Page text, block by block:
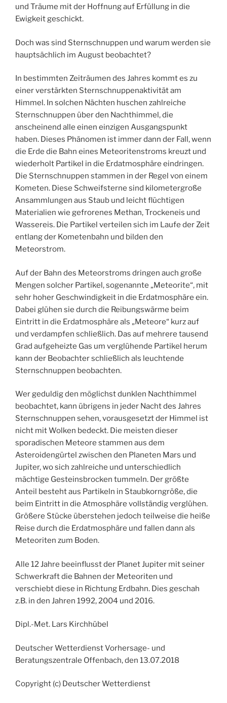
und Träume mit der Hoffnung auf Erfüllung in die
Ewigkeit geschickt.
Doch was sind Sternschnuppen und warum werden sie
hauptsächlich im August beobachtet?
In bestimmten Zeiträumen des Jahres kommt es zu
einer verstärkten Sternschnuppenaktivität am
Himmel. In solchen Nächten huschen zahlreiche
Sternschnuppen über den Nachthimmel, die
anscheinend alle einen einzigen Ausgangspunkt
haben. Dieses Phänomen ist immer dann der Fall, wenn
die Erde die Bahn eines Meteoritenstroms kreuzt und
wiederholt Partikel in die Erdatmosphäre eindringen.
Die Sternschnuppen stammen in der Regel von einem
Kometen. Diese Schweifsterne sind kilometergroße
Ansammlungen aus Staub und leicht flüchtigen
Materialien wie gefrorenes Methan, Trockeneis und
Wassereis. Die Partikel verteilen sich im Laufe der Zeit
entlang der Kometenbahn und bilden den
Meteorstrom.
Auf der Bahn des Meteorstroms dringen auch große
Mengen solcher Partikel, sogenannte „Meteorite“, mit
sehr hoher Geschwindigkeit in die Erdatmosphäre ein.
Dabei glühen sie durch die Reibungswärme beim
Eintritt in die Erdatmosphäre als „Meteore“ kurz auf
und verdampfen schließlich. Das auf mehrere tausend
Grad aufgeheizte Gas um verglühende Partikel herum
kann der Beobachter schließlich als leuchtende
Sternschnuppen beobachten.
Wer geduldig den möglichst dunklen Nachthimmel
beobachtet, kann übrigens in jeder Nacht des Jahres
Sternschnuppen sehen, vorausgesetzt der Himmel ist
nicht mit Wolken bedeckt. Die meisten dieser
sporadischen Meteore stammen aus dem
Asteroidengürtel zwischen den Planeten Mars und
Jupiter, wo sich zahlreiche und unterschiedlich
mächtige Gesteinsbrocken tummeln. Der größte
Anteil besteht aus Partikeln in Staubkorngröße, die
beim Eintritt in die Atmosphäre vollständig verglühen.
Größere Stücke überstehen jedoch teilweise die heiße
Reise durch die Erdatmosphäre und fallen dann als
Meteoriten zum Boden.
Alle 12 Jahre beeinflusst der Planet Jupiter mit seiner
Schwerkraft die Bahnen der Meteoriten und
verschiebt diese in Richtung Erdbahn. Dies geschah
z.B. in den Jahren 1992, 2004 und 2016.
Dipl.-Met. Lars Kirchhübel
Deutscher Wetterdienst Vorhersage- und
Beratungszentrale Offenbach, den 13.07.2018
Copyright (c) Deutscher Wetterdienst